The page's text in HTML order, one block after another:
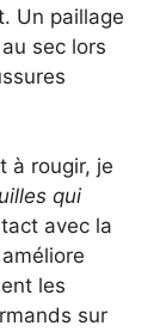
Un paillage
sec lors
à rougir, je
qui
avec la
les
sur